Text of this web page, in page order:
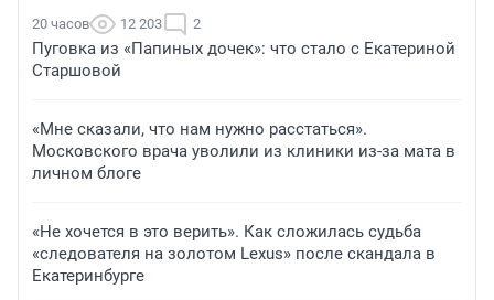
20 часов 12 203 2
Пуговка из «Папиных дочек»: что стало с Екатериной
Старшовой
«Мне сказали, что нам нужно расстаться».
Московского врача уволили из клиники из-за мата в
личном блоге
«Не хочется в это верить». Как сложилась судьба
«следователя на золотом Lexus» после скандала в
Екатеринбурге